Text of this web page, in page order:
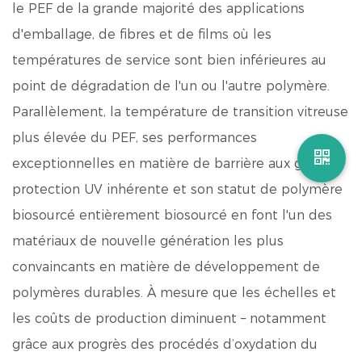
le PEF de la grande majorité des applications
d'emballage, de fibres et de films où les
températures de service sont bien inférieures au
point de dégradation de l'un ou l'autre polymère.
Parallèlement, la température de transition vitreuse
plus élevée du PEF, ses performances
exceptionnelles en matière de barrière aux gaz, sa
protection UV inhérente et son statut de polymère
biosourcé entièrement biosourcé en font l'un des
matériaux de nouvelle génération les plus
convaincants en matière de développement de
polymères durables. À mesure que les échelles et
les coûts de production diminuent – notamment
grâce aux progrès des procédés d’oxydation du